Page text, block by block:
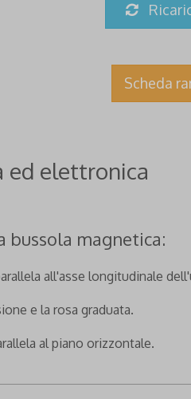
Scheda
ed elettronica
bussola magnetica:
all'asse longitudinale
e la rosa graduata.
al piano orizzontale.